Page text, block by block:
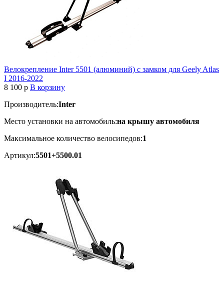
Велокрепление Inter 5501 (алюминий) с замком для Geely Atlas
I 2016-2022
8 100 p В корзину
Производитель:Inter
Место установки на автомобиль:на крышу автомобиля
Максимальное количество велосипедов:1
Артикул:5501+5500.01